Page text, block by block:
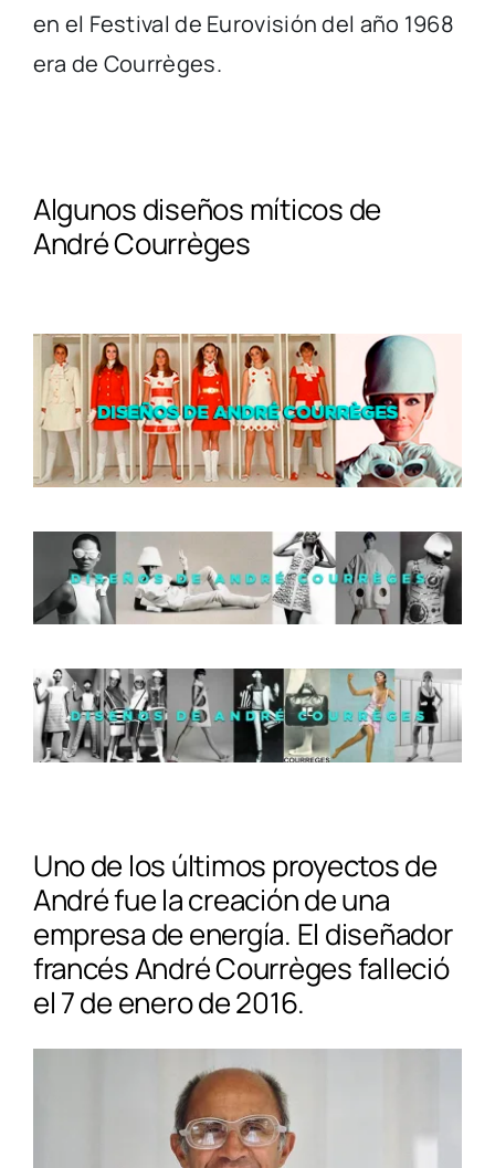
en el Festival de Eurovisión del año 1968
era de Courrèges.
Algunos diseños míticos de
André Courrèges
Uno de los últimos proyectos de
André fue la creación de una
empresa de energía. El diseñador
francés André Courrèges falleció
el 7 de enero de 2016.